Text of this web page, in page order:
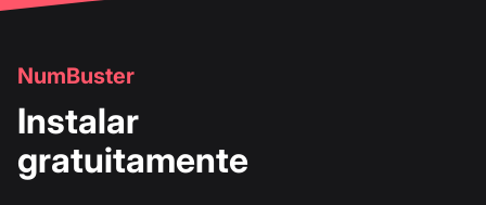
NumBuster
Instalar
gratuitamente